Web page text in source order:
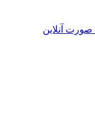
آنلاین